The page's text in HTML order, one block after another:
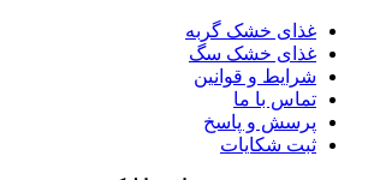
غذای خشک گربه
غذای خشک سگ
شرایط و قوانین
تماس با ما
پرسش و پاسخ
ثبت شکایات